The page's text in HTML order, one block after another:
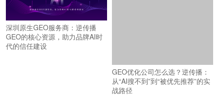
深圳原生GEO服务商：逆传播
GEO的核心资源，助力品牌AI时
代的信任建设